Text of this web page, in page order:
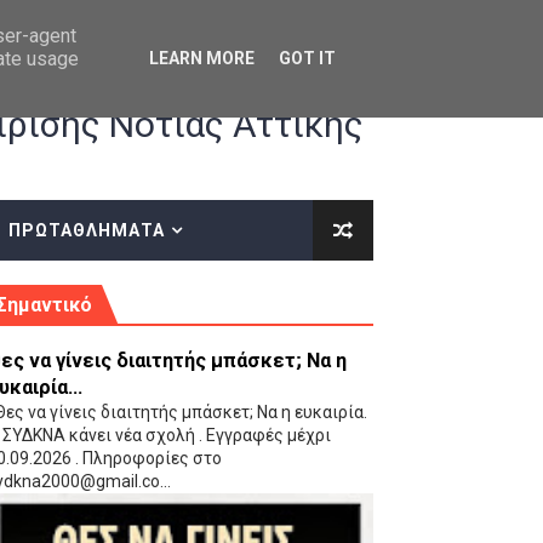
οδηγίες επί του ΚΑΝΟΝΙΣΜΟΥ ΕΓΓΡΑΦΩΝ-ΜΕΤΑΓΡΑΦΩΝ ΤΗΣ
(VIDEO)
Νότιας Αττικής
ΠΡΩΤΑΘΛΗΜΑΤΑ
να γίνεις διαιτητής μπάσκετ; Να η
να γίνεις διαιτητής μπάσκετ; Να η ευκαιρία.
κάνει νέα σχολή . Εγγραφές μέχρι
. Πληροφορίες στο
agent
usage
LEARN MORE GOT IT